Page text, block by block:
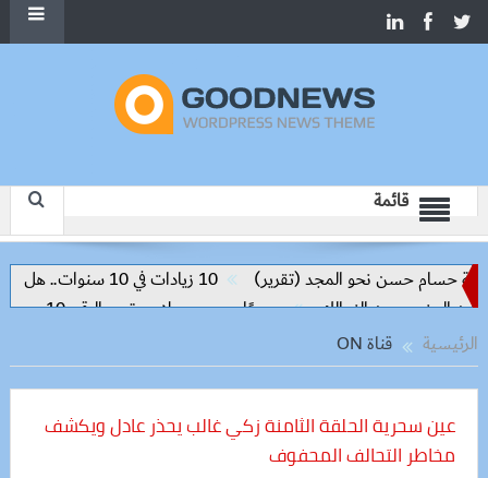
قائمة
حسن نحو المجد (تقرير)
10 زيادات في 10 سنوات.. هل حان الوقت لرفع دعم البنزين نهائيا؟
رسميًا.. محمد صلاح يرتدي الرقم 10 مع طرابزون سبور ويبعث أول رسالة للجماهير
الرئيسية
قناة ON
عين سحرية الحلقة الثامنة زكي غالب يحذر عادل ويكشف
مخاطر التحالف المحفوف